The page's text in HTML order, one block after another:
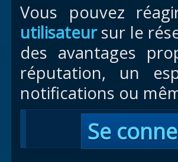
Vous pouvez
utilisateursur le
des avantages
réputation, un
notifications ou
Se